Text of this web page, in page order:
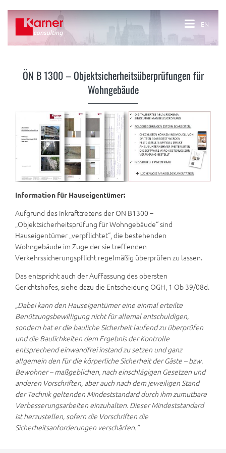
EN
ÖN B 1300 – Objektsicherheitsüberprüfungen für
Wohngebäude
Information für Hauseigentümer:
Aufgrund des Inkrafttretens der ÖN B1300 –
„Objektsicherheitsprüfung für Wohngebäude“ sind
Hauseigentümer „verpflichtet“, die bestehenden
Wohngebäude im Zuge der sie treffenden
Verkehrssicherungspflicht regelmäßig überprüfen zu lassen.
Das entspricht auch der Auffassung des obersten
Gerichtshofes, siehe dazu die Entscheidung OGH, 1 Ob 39/08d.
„Dabei kann den Hauseigentümer eine einmal erteilte
Benützungsbewilligung nicht für allemal entschuldigen,
sondern hat er die bauliche Sicherheit laufend zu überprüfen
und die Baulichkeiten dem Ergebnis der Kontrolle
entsprechend einwandfrei instand zu setzen und ganz
allgemein den für die körperliche Sicherheit der Gäste – bzw.
Bewohner – maßgeblichen, nach einschlägigen Gesetzen und
anderen Vorschriften, aber auch nach dem jeweiligen Stand
der Technik geltenden Mindeststandard durch ihm zumutbare
Verbesserungsarbeiten einzuhalten. Dieser Mindeststandard
ist herzustellen, sofern die Vorschriften die
Sicherheitsanforderungen verschärfen.“